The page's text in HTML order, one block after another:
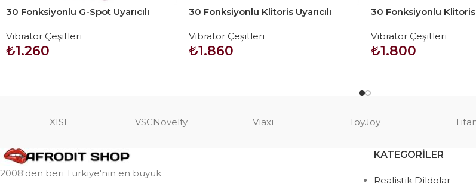
30 Fonksiyonlu G-Spot Uyarıcılı
Vibratör Çeşitleri
₺1.260
30 Fonksiyonlu Klitoris Uyarıcılı
Vibratör Çeşitleri
₺1.860
30 Fonksiyonlu Klitoris
Vibratör Çeşitleri
₺1.800
XISE VSCNovelty Viaxi ToyJoy
2008'den beri Türkiye'nin en büyük
KATEGORILER
Realistik Dildolar